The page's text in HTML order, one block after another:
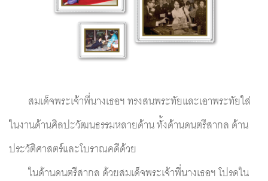
สมเด็จพระเจ้าพี่นางเธอฯ ทรงสนพระทัยและเอาพระทัยใส่
ในงานด้านศิลปะวัฒนธรรมหลายด้าน ทั้งด้านดนตรีสากล ด้าน
ประวัติศาสตร์และโบราณคดีด้วย